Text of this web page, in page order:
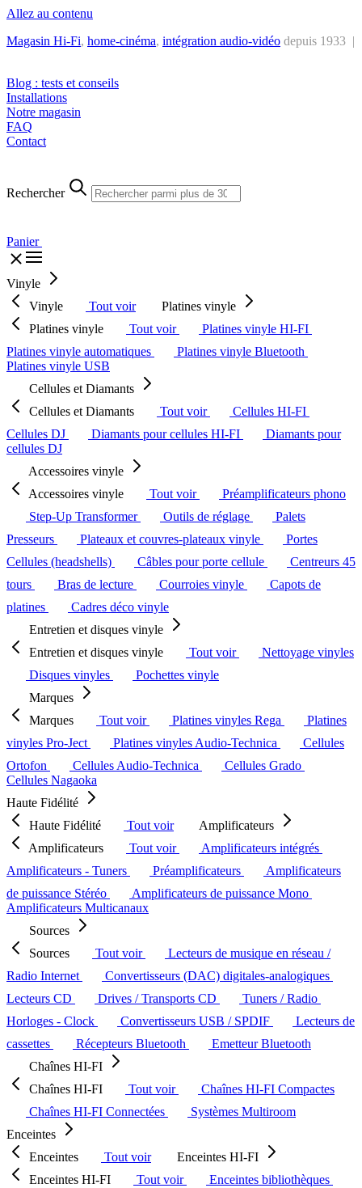
Allez au contenu
Magasin Hi-Fi, home-cinéma, intégration audio-vidéo depuis 1933 |
Blog : tests et conseils
Installations
Notre magasin
FAQ
Contact
Rechercher
Panier
Vinyle
Vinyle
Tout voir
Platines vinyle
Platines vinyle
Tout voir
Platines vinyle HI-FI
Platines vinyle automatiques
Platines vinyle Bluetooth
Platines vinyle USB
Cellules et Diamants
Cellules et Diamants
Tout voir
Cellules HI-FI
Cellules DJ
Diamants pour cellules HI-FI
Diamants pour
cellules DJ
Accessoires vinyle
Accessoires vinyle
Tout voir
Préamplificateurs phono
Step-Up Transformer
Outils de réglage
Palets
Presseurs
Plateaux et couvres-plateaux vinyle
Portes
Cellules (headshells)
Câbles pour porte cellule
Centreurs 45
tours
Bras de lecture Courroies vinyle
Capots de
platines
Cadres déco vinyle
Entretien et disques vinyle
Entretien et disques vinyle
Tout voir
Nettoyage vinyles
Disques vinyles
Pochettes vinyle
Marques
Marques
Tout voir Platines vinyles Rega
Platines
vinyles Pro-Ject
Platines vinyles Audio-Technica
Cellules
Ortofon
Cellules Audio-Technica
Cellules Grado
Cellules Nagaoka
Haute Fidélité
Haute Fidélité
Tout voir
Amplificateurs
Amplificateurs
Tout voir
Amplificateurs intégrés
Amplificateurs - Tuners
Préamplificateurs
Amplificateurs
de puissance Stéréo
Amplificateurs de puissance Mono
Amplificateurs Multicanaux
Sources
Sources
Tout voir
Lecteurs de musique en réseau /
Radio Internet
Convertisseurs (DAC) digitales-analogiques
Lecteurs CD
Drives / Transports CD
Tuners / Radio
Horloges - Clock
Convertisseurs USB / SPDIF
Lecteurs de
cassettes
Récepteurs Bluetooth
Emetteur Bluetooth
Chaînes HI-FI
Chaînes HI-FI
Tout voir
Chaînes HI-FI Compactes
Chaînes HI-FI Connectées
Systèmes Multiroom
Enceintes
Enceintes
Tout voir
Enceintes HI-FI
Enceintes HI-FI
Tout voir
Enceintes bibliothèques